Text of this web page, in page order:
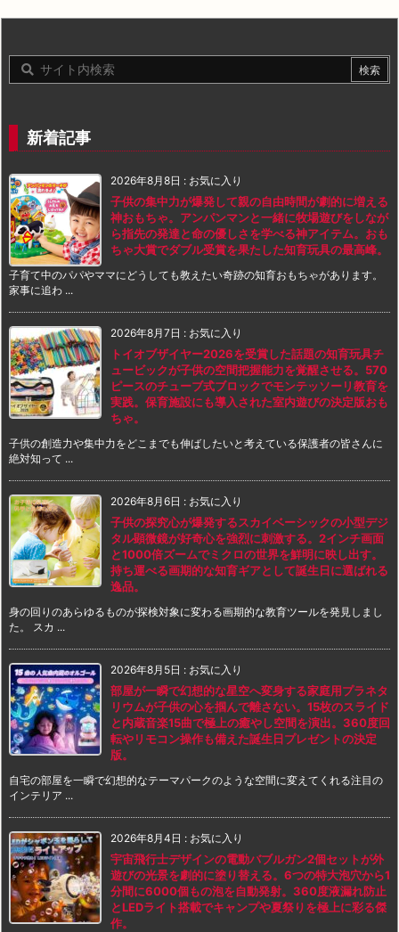
新着記事
2026年8月8日 : お気に入り
子供の集中力が爆発して親の自由時間が劇的に増える
神おもちゃ。アンパンマンと一緒に牧場遊びをしなが
ら指先の発達と命の優しさを学べる神アイテム。おも
ちゃ大賞でダブル受賞を果たした知育玩具の最高峰。
子育て中のパパやママにどうしても教えたい奇跡の知育おもちゃがあります。
家事に追わ ...
2026年8月7日 : お気に入り
トイオブザイヤー2026を受賞した話題の知育玩具チ
ュービックが子供の空間把握能力を覚醒させる。570
ピースのチューブ式ブロックでモンテッソーリ教育を
実践。保育施設にも導入された室内遊びの決定版おも
ちゃ。
子供の創造力や集中力をどこまでも伸ばしたいと考えている保護者の皆さんに
絶対知って ...
2026年8月6日 : お気に入り
子供の探究心が爆発するスカイベーシックの小型デジ
タル顕微鏡が好奇心を強烈に刺激する。2インチ画面
と1000倍ズームでミクロの世界を鮮明に映し出す。
持ち運べる画期的な知育ギアとして誕生日に選ばれる
逸品。
身の回りのあらゆるものが探検対象に変わる画期的な教育ツールを発見しまし
た。 スカ ...
2026年8月5日 : お気に入り
部屋が一瞬で幻想的な星空へ変身する家庭用プラネタ
リウムが子供の心を掴んで離さない。15枚のスライド
と内蔵音楽15曲で極上の癒やし空間を演出。360度回
転やリモコン操作も備えた誕生日プレゼントの決定
版。
自宅の部屋を一瞬で幻想的なテーマパークのような空間に変えてくれる注目の
インテリア ...
2026年8月4日 : お気に入り
宇宙飛行士デザインの電動バブルガン2個セットが外
遊びの光景を劇的に塗り替える。6つの特大泡穴から1
分間に6000個もの泡を自動発射。360度液漏れ防止
とLEDライト搭載でキャンプや夏祭りを極上に彩る傑
作。